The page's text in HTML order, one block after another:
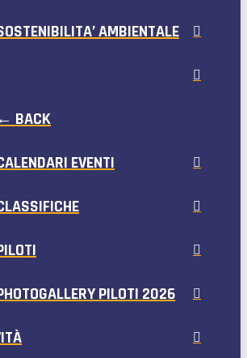
AMBIENTALE
← BACK
EVENTI
PILOTI 2026